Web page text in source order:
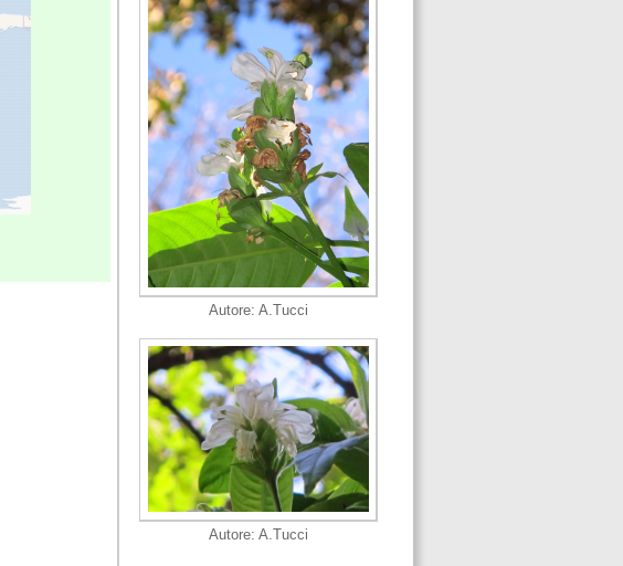
Autore: A.Tucci
Autore: A.Tucci